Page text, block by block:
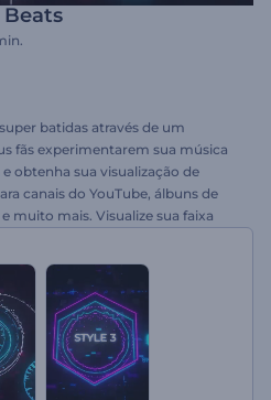
Beats
batidas através de um
fãs experimentarem sua música
obtenha sua visualização de
canais do YouTube, álbuns de
muito mais. Visualize sua faixa